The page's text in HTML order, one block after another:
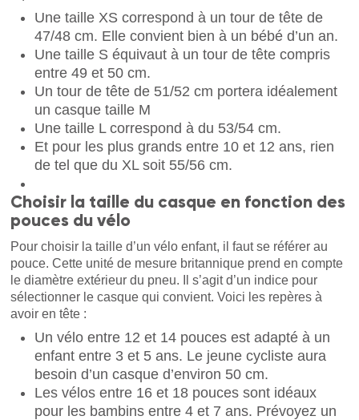
Une taille XS correspond à un tour de tête de
47/48 cm. Elle convient bien à un bébé d’un an.
Une taille S équivaut à un tour de tête compris
entre 49 et 50 cm.
Un tour de tête de 51/52 cm portera idéalement
un casque taille M
Une taille L correspond à du 53/54 cm.
Et pour les plus grands entre 10 et 12 ans, rien
de tel que du XL soit 55/56 cm.
Choisir la taille du casque en fonction des
pouces du vélo
Pour choisir la taille d’un vélo enfant, il faut se référer au
pouce. Cette unité de mesure britannique prend en compte
le diamètre extérieur du pneu. Il s’agit d’un indice pour
sélectionner le casque qui convient. Voici les repères à
avoir en tête :
Un vélo entre 12 et 14 pouces est adapté à un
enfant entre 3 et 5 ans. Le jeune cycliste aura
besoin d’un casque d’environ 50 cm.
Les vélos entre 16 et 18 pouces sont idéaux
pour les bambins entre 4 et 7 ans. Prévoyez un